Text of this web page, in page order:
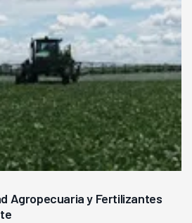
Agropecuaria y Fertilizantes